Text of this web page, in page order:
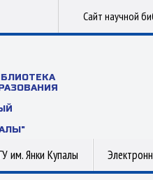
Сайт научной
им. Янки Купалы